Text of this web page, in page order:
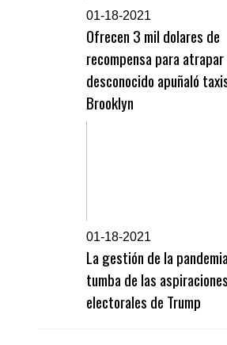
01-18-2021
Ofrecen 3 mil dolares de
recompensa para atrapar
desconocido apuñaló
Brooklyn
01-18-2021
La gestión de la
tumba de las aspiraciones
electorales de Trump